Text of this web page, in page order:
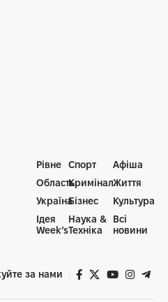
Рівне
Область
Україна
Ідея
Week’s
Спорт
Кримінал
Бізнес
Наука &
Техніка
Афіша
Життя
Культура
Всі
новини
за нами